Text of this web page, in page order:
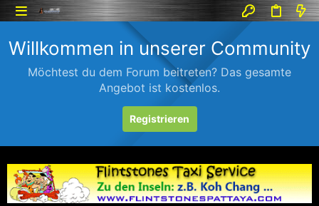
Willkommen in unserer Community
Möchtest du dem Forum beitreten? Das gesamte
Angebot ist kostenlos.
Registrieren